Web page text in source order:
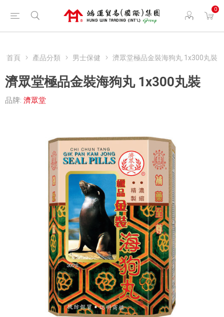
0
首頁 產品分類 男士保健 濟眾堂極品金裝海狗丸 1x300丸裝
濟眾堂極品金裝海狗丸 1x300丸裝
品牌: 濟眾堂